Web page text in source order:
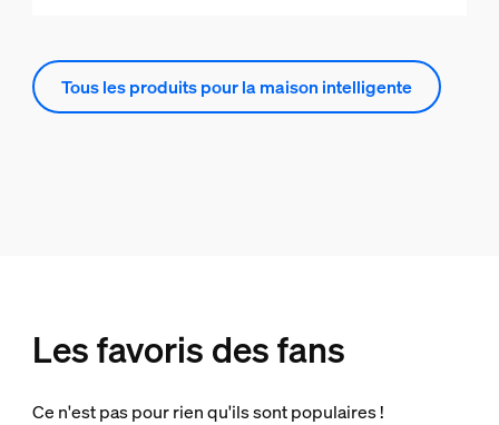
Tous les produits pour la maison intelligente
Les favoris des fans
Ce n'est pas pour rien qu'ils sont populaires !